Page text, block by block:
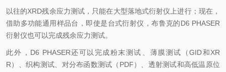
以往的XRD残余应力测试，只能在大型落地式衍射仪上进行；现在，
借助多功能通用样品台，即使是台式衍射仪，布鲁克的D6 PHASER
衍射仪也可以完成残余应力测试。
此外，D6 PHASER还可以完成粉末测试、薄膜测试（GID和XR
R）、织构测试、对分布函数测试（PDF）、透射测试和高低温原位